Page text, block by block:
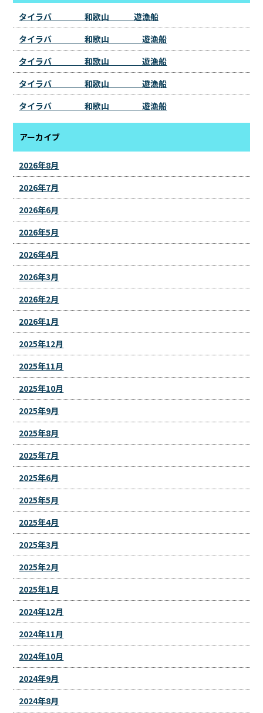
タイラバ 和歌山 遊漁船
タイラバ 和歌山 遊漁船
タイラバ 和歌山 遊漁船
タイラバ 和歌山 遊漁船
タイラバ 和歌山 遊漁船
アーカイブ
2026年8月
2026年7月
2026年6月
2026年5月
2026年4月
2026年3月
2026年2月
2026年1月
2025年12月
2025年11月
2025年10月
2025年9月
2025年8月
2025年7月
2025年6月
2025年5月
2025年4月
2025年3月
2025年2月
2025年1月
2024年12月
2024年11月
2024年10月
2024年9月
2024年8月